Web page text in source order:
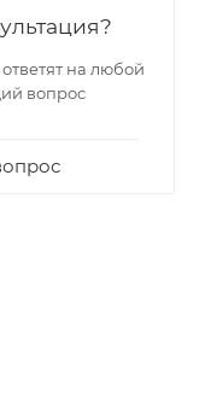
на любой
вопрос